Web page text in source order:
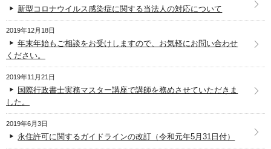
新型コロナウイルス感染症に関する当法人の対応について
2019年12月18日
年末年始もご相談をお受けしますので、お気軽にお問い合わせ
ください。
2019年11月21日
国際行政書士実務マスター講座で講師を務めさせていただきま
した。
2019年6月3日
永住許可に関するガイドラインの改訂（令和元年5月31日付）